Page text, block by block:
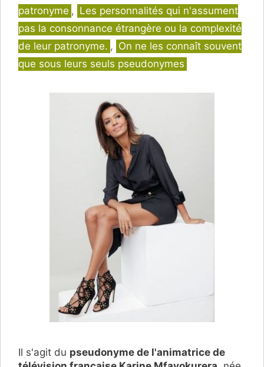
patronyme , Les personnalités qui n'assument
pas la consonnance étrangère ou la complexité
de leur patronyme. , On ne les connaît souvent
que sous leurs seuls pseudonymes
Il s'agit du pseudonyme de l'animatrice de